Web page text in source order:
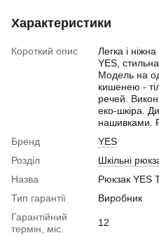
Характеристики
Короткий опис
Легка і
YES,
Модель на
кишенею -
речей.
еко-шкіра.
нашивками.
Бренд
YES
Розділ
Шкільні
Назва
Рюкзак YES
Тип гарантії
Виробник
Гарантійний
термін, міс.
12